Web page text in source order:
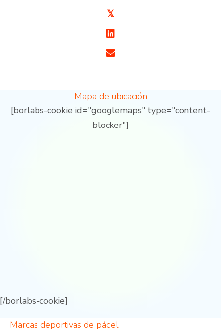
𝕏
Mapa de ubicación
[borlabs-cookie id="googlemaps" type="content-
blocker"]
[/borlabs-cookie]
Marcas deportivas de pádel